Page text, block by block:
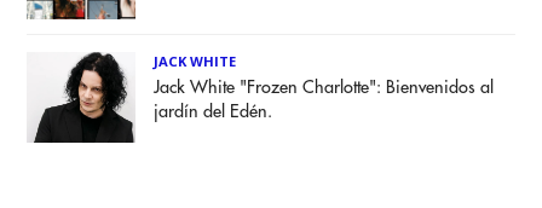
JACK WHITE
Jack White "Frozen Charlotte": Bienvenidos al
jardín del Edén.